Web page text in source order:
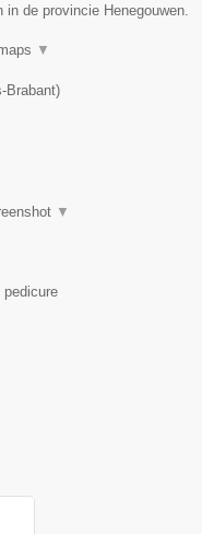
de provincie Henegouwen.
▼
Brabant)
▼
pedicure